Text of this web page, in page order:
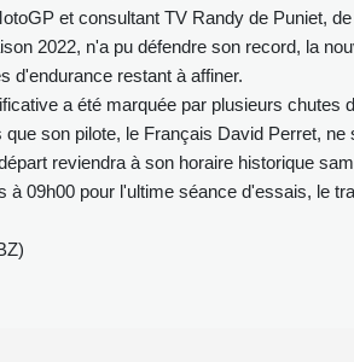
et consultant TV Randy de Puniet,
2022, n'a pu défendre son record, la
d'endurance restant à affiner.
a été marquée par plusieurs
que son pilote, le Français David Perret,
reviendra à son horaire historique
à 09h00 pour l'ultime séance d'essais, le